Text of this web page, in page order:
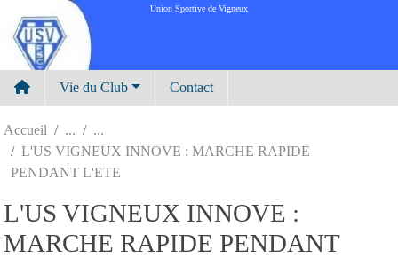
Union Sportive de Vigneux
Vie du Club Contact
Accueil
L'US VIGNEUX INNOVE : MARCHE RAPIDE
PENDANT L'ETE
L'US VIGNEUX INNOVE :
MARCHE RAPIDE PENDANT
Panneau de gestion des cookies